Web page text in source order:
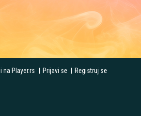
na Player.rs Prijavi se Registruj se